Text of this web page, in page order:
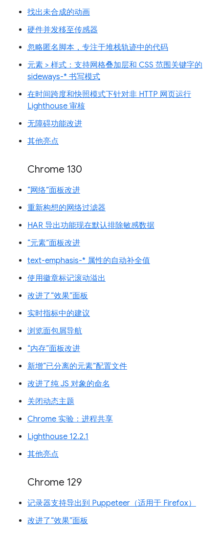
找出未合成的动画
硬件并发移至传感器
忽略匿名脚本，专注于堆栈轨迹中的代码
元素 > 样式：支持网格叠加层和 CSS 范围关键字的
sideways-* 书写模式
在时间跨度和快照模式下针对非 HTTP 网页运行
Lighthouse 审核
无障碍功能改进
其他亮点
Chrome 130
“网络”面板改进
重新构想的网络过滤器
HAR 导出功能现在默认排除敏感数据
“元素”面板改进
text-emphasis-* 属性的自动补全值
使用徽章标记滚动溢出
改进了“效果”面板
实时指标中的建议
浏览面包屑导航
“内存”面板改进
新增“已分离的元素”配置文件
改进了纯 JS 对象的命名
关闭动态主题
Chrome 实验：进程共享
Lighthouse 12.2.1
其他亮点
Chrome 129
记录器支持导出到 Puppeteer（适用于 Firefox）
改进了“效果”面板